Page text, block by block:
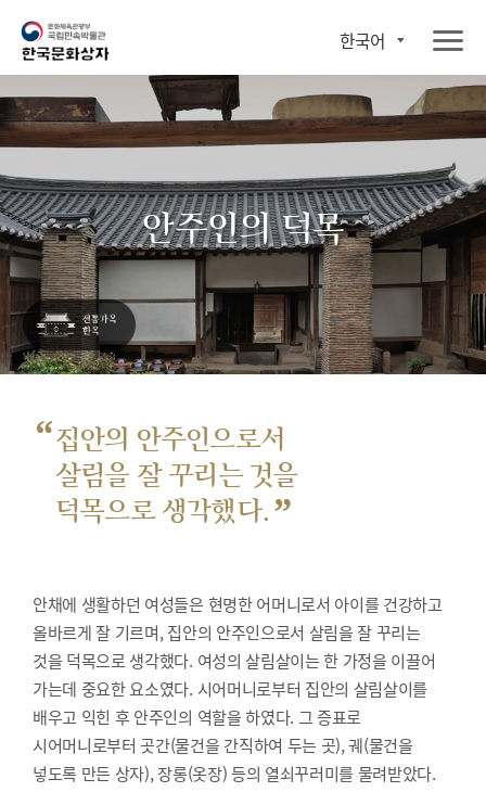
한국어
안주인의 덕목
“집안의 안주인으로서
살림을 잘 꾸리는 것을
덕목으로 생각했다. ”
안채에 생활하던 여성들은 현명한 어머니로서 아이를 건강하고
올바르게 잘 기르며, 집안의 안주인으로서 살림을 잘 꾸리는
것을 덕목으로 생각했다. 여성의 살림살이는 한 가정을 이끌어
가는데 중요한 요소였다. 시어머니로부터 집안의 살림살이를
배우고 익힌 후 안주인의 역할을 하였다. 그 증표로
시어머니로부터 곳간(물건을 간직하여 두는 곳), 궤(물건을
넣도록 만든 상자), 장롱(옷장) 등의 열쇠꾸러미를 물려받았다.